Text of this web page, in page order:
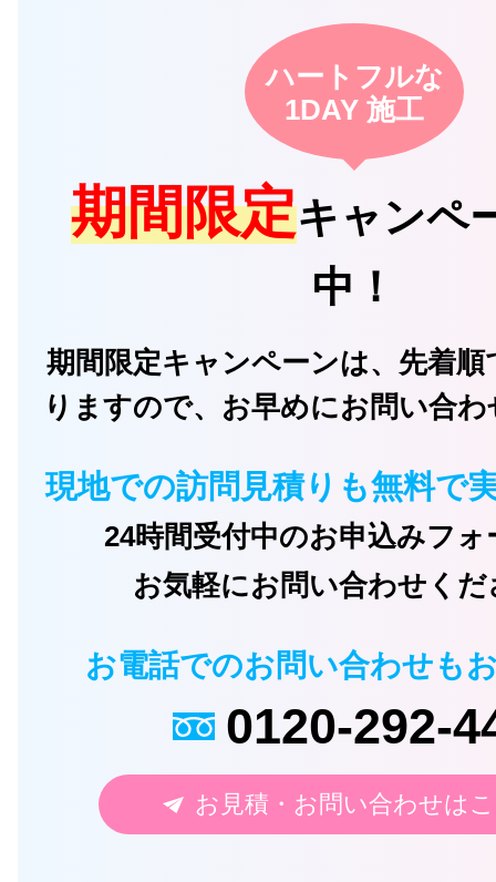
ハートフルな
1DAY 施工
期間限定キャンペ
中！
期間限定キャンペーンは、先着順
りますので、お早めにお問い合
現地での訪問見積りも無料で
24時間受付中のお申込みフォ
お気軽にお問い合わせくだ
お電話でのお問い合わせも
0120-292-
お見積・お問い合わせは